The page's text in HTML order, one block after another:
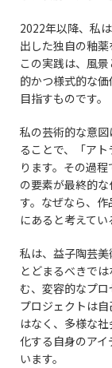
2022年以降、私
出した独自の釉薬
この実践は、風
的かつ様式的な
目指すものです。
私の芸術的な意
ることで、「ア
ります。その過
の要素が最終的
す。なぜなら、
にあると考えてい
私は、益子陶芸
とどまるべきで
む、変容的なプ
プロジェクトは
はなく、多様な
化する自身のア
います。